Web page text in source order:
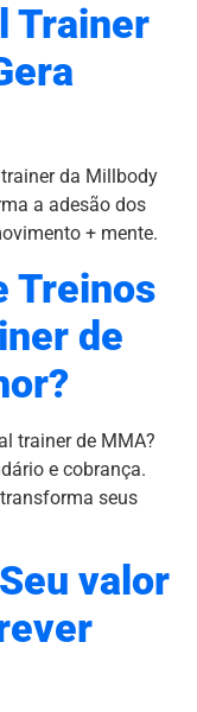
Trainer
da Millbody
a adesão dos
+ mente.
Treinos
de
trainer de MMA?
e cobrança.
seus
valor